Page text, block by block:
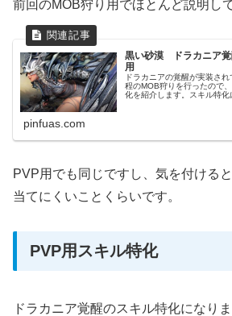
前回のMOB狩り用でほとんど説明し
黒い砂漠 ドラカニア覚
用
ドラカニアの覚醒が実装さ
程のMOB狩りを行ったので
化を紹介します。スキル特化
pinfuas.com
PVP用でも同じですし、気を付ける
当てにくいことくらいです。
PVP用スキル特化
ドラカニア覚醒のスキル特化になりま